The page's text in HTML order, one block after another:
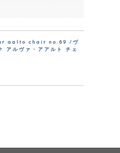
aalto chair no.69 /ヴ
アルヴァ・アアルト チェ